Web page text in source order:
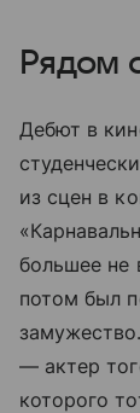
Рядом
Дебют в
из сцен в
большее не
потом был
— актер
которого